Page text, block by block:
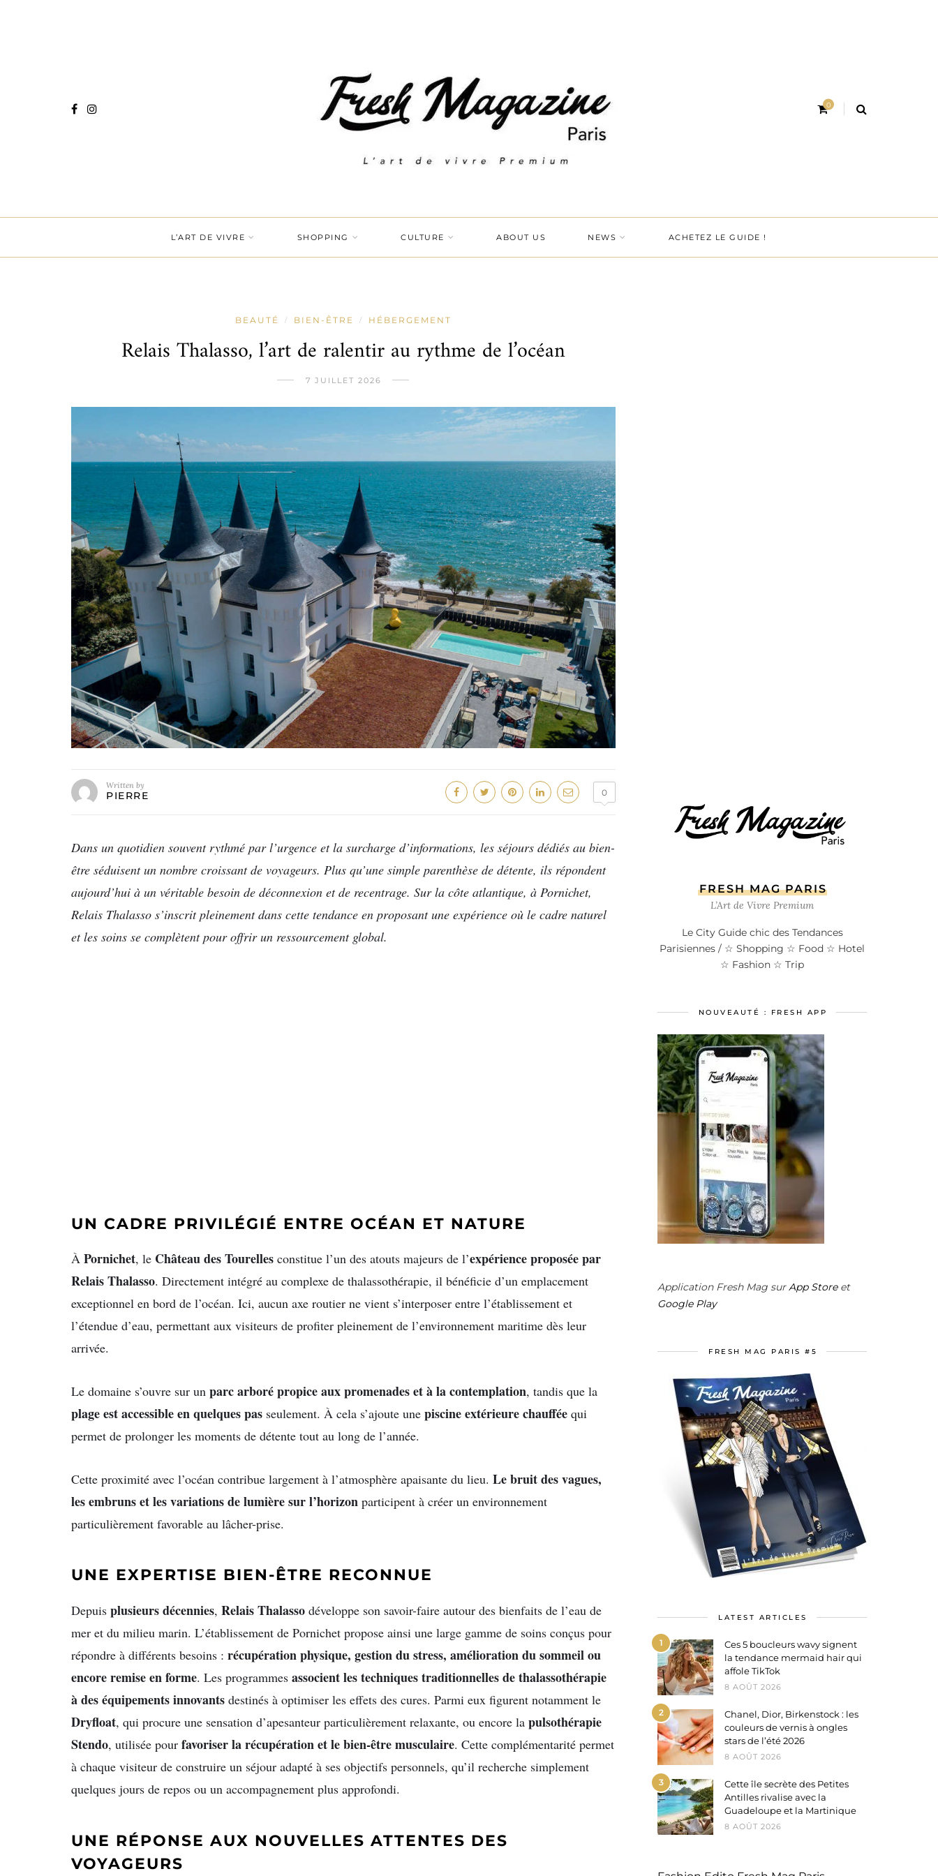
0
L’ART DE VIVRE SHOPPING CULTURE ABOUT US NEWS ACHETEZ LE GUIDE !
BEAUTÉ / BIEN-ÊTRE / HÉBERGEMENT
Relais Thalasso, l’art de ralentir au rythme de l’océan
7 JUILLET 2026
Written by
PIERRE 0
Dans un quotidien souvent rythmé par l’urgence et la surcharge d’informations, les séjours dédiés au bien-
être séduisent un nombre croissant de voyageurs. Plus qu’une simple parenthèse de détente, ils répondent
aujourd’hui à un véritable besoin de déconnexion et de recentrage. Sur la côte atlantique, à Pornichet,
Relais Thalasso s’inscrit pleinement dans cette tendance en proposant une expérience où le cadre naturel
et les soins se complètent pour offrir un ressourcement global.
UN CADRE PRIVILÉGIÉ ENTRE OCÉAN ET NATURE
À Pornichet, le Château des Tourelles constitue l’un des atouts majeurs de l’expérienceproposée par
Relais Thalasso. Directement intégré au complexe de thalassothérapie, il bénéficie d’un emplacement
exceptionnel en bord de l’océan. Ici, aucun axe routier ne vient s’interposer entre l’établissement et
l’étendue d’eau, permettant aux visiteurs de profiter pleinement de l’environnement maritime dès leur
arrivée.
Le domaine s’ouvre sur un parc arboré propice aux promenades et à la contemplation, tandis que la
plage est accessible en quelques pas seulement. À cela s’ajoute une piscine extérieure chauffée qui
permet de prolonger les moments de détente tout au long de l’année.
Cette proximité avec l’océan contribue largement à l’atmosphère apaisante du lieu. Le bruit des vagues,
les embruns et les variations de lumière sur l’horizon participent à créer un environnement
particulièrement favorable au lâcher-prise.
UNE EXPERTISE BIEN-ÊTRE RECONNUE
Depuis plusieurs décennies, Relais Thalasso développe son savoir-faire autour des bienfaits de l’eau de
mer et du milieu marin. L’établissement de Pornichet propose ainsi une large gamme de soins conçus pour
répondre à différents besoins : récupération physique, gestion du stress, amélioration du sommeil ou
encore remise en forme. Les programmes associent les techniques traditionnelles de thalassothérapie
à des équipements innovants destinés à optimiser les effets des cures. Parmi eux figurent notamment le
Dryfloat, qui procure une sensation d’apesanteur particulièrement relaxante, ou encore la pulsothérapie
Stendo, utilisée pour favoriser la récupération et le bien-être musculaire. Cette complémentarité permet
à chaque visiteur de construire un séjour adapté à ses objectifs personnels, qu’il recherche simplement
quelques jours de repos ou un accompagnement plus approfondi.
UNE RÉPONSE AUX NOUVELLES ATTENTES DES
VOYAGEURS
FRESH MAG PARIS
L’Art de Vivre Premium
Le City Guide chic des Tendances
Parisiennes / ☆ Shopping ☆ Food ☆ Hotel
☆ Fashion ☆ Trip
NOUVEAUTÉ : FRESH APP
Application Fresh Mag surApp Storeet
Google Play
FRESH MAG PARIS #5
LATEST ARTICLES
1
Ces 5 boucleurs wavy signent
la tendance mermaid hair qui
affole TikTok
8 AOÛT 2026
2
Chanel, Dior, Birkenstock : les
couleurs de vernis à ongles
stars de l’été 2026
8 AOÛT 2026
3
Cette île secrète des Petites
Antilles rivalise avec la
Guadeloupe et la Martinique
8 AOÛT 2026